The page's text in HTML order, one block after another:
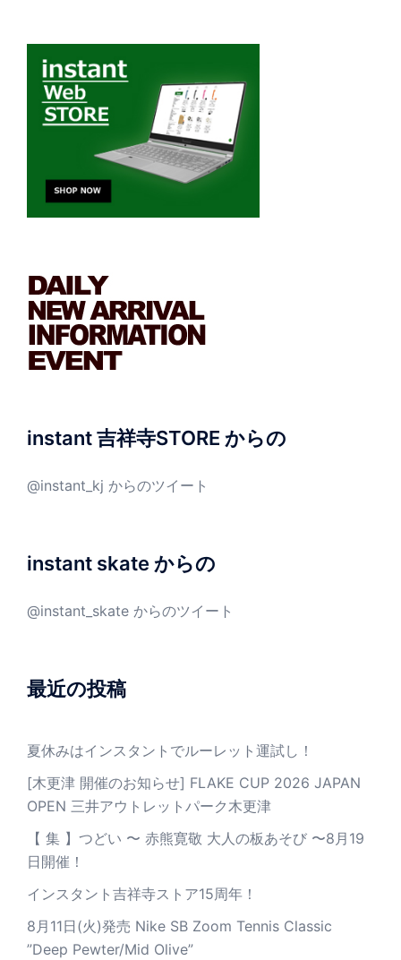
instant 吉祥寺STORE からの
@instant_kj からのツイート
instant skate からの
@instant_skate からのツイート
最近の投稿
夏休みはインスタントでルーレット運試し！
[木更津 開催のお知らせ] FLAKE CUP 2026 JAPAN
OPEN 三井アウトレットパーク木更津
【 集 】つどい 〜 赤熊寛敬 大人の板あそび 〜8月19
日開催！
インスタント吉祥寺ストア15周年！
8月11日(火)発売 Nike SB Zoom Tennis Classic
”Deep Pewter/Mid Olive”